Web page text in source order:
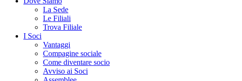
La Sede
Le Filiali
Trova Filiale
I Soci
Vantaggi
Compagine sociale
Come diventare socio
Avviso ai Soci